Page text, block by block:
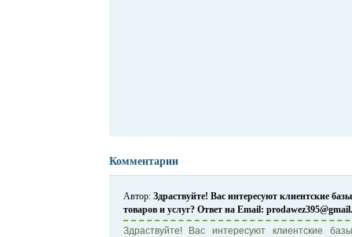
Комментарии
Автор: Здраствуйте! Вас интересуют клиентские
товаров и услуг? Ответ на Email:
Здраствуйте! Вас интересуют клиентские